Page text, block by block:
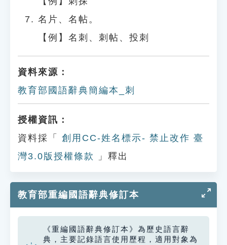
名片、名帖。
【例】名刺、刺帖、投刺
資料來源：
教育部國語辭典簡編本_刺
授權資訊：
資料採「
創用CC-姓名標示- 禁止改作 臺
灣3.0版授權條款
」釋出
教育部重編國語辭典修訂本
《重編國語辭典修訂本》為歷史語言辭
典，主要記錄語言使用歷程，適用對象為